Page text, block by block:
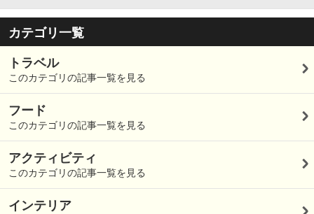
カテゴリ一覧
トラベル
このカテゴリの記事一覧を見る
フード
このカテゴリの記事一覧を見る
アクティビティ
このカテゴリの記事一覧を見る
インテリア